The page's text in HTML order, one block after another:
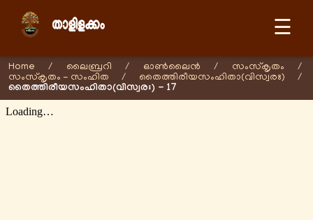
☰
Home / ലൈബ്രറി / ഓണ്‍ലൈന്‍ / സംസ്കൃതം
/
സംസ്കൃതം - സംഹിത
/ തൈത്തിരീയസംഹിതാ(വിസ്വരഃ) /
തൈത്തിരീയസംഹിതാ(വിസ്വരഃ) - 17